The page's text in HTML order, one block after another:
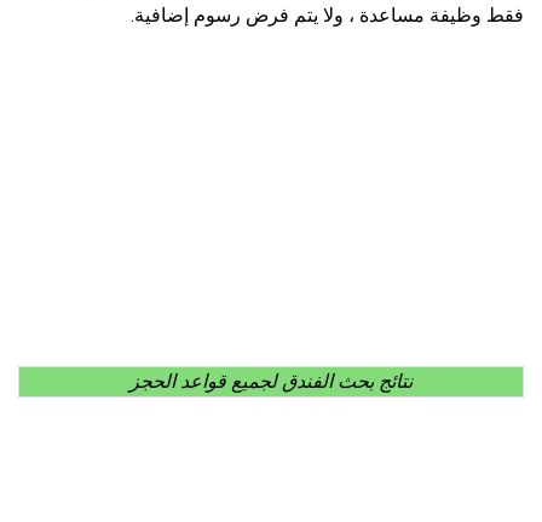
فقط وظيفة مساعدة ، ولا يتم فرض رسوم إضافية.
نتائج بحث الفندق لجميع قواعد الحجز